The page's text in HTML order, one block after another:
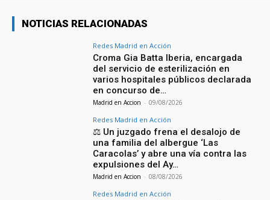
NOTICIAS RELACIONADAS
Redes Madrid en Acción
Croma Gia Batta Iberia, encargada
del servicio de esterilización en
varios hospitales públicos declarada
en concurso de…
Madrid en Accion - 09/08/2026
Redes Madrid en Acción
⚖️ Un juzgado frena el desalojo de
una familia del albergue ‘Las
Caracolas’ y abre una vía contra las
expulsiones del Ay…
Madrid en Accion - 08/08/2026
Redes Madrid en Acción